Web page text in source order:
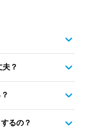
？
るの？